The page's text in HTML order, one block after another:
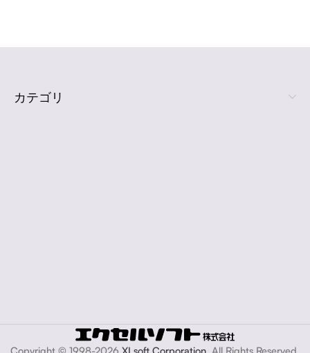
カテゴリ